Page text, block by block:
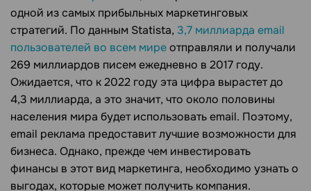
одной из самых прибыльных маркетинговых
стратегий. По данным Statista, 3,7 миллиарда email
пользователей во всем миреотправляли и получали
269 миллиардов писем ежедневно в 2017 году.
Ожидается, что к 2022 году эта цифра вырастет до
4,3 миллиарда, а это значит, что около половины
населения мира будет использовать email. Поэтому,
email реклама предоставит лучшие возможности для
бизнеса. Однако, прежде чем инвестировать
финансы в этот вид маркетинга, необходимо узнать о
выгодах, которые может получить компания.